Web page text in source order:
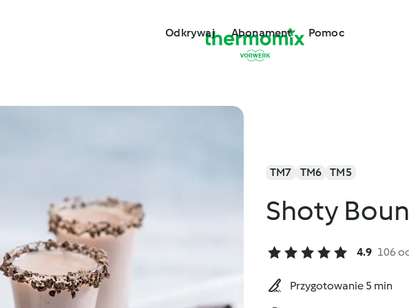
Odkrywaj Abonament Pomoc
TM7 TM6 TM5
Shoty
4.9 106
Przygotowanie 5 min